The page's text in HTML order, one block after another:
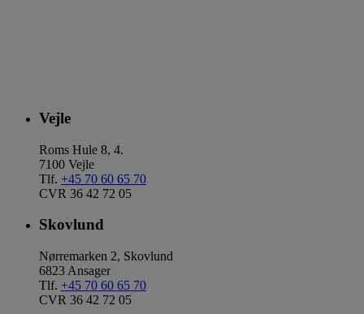
Vejle
Roms Hule 8, 4.
7100 Vejle
Tlf. +45 70 60 65 70
CVR 36 42 72 05
Skovlund
Nørremarken 2, Skovlund
6823 Ansager
Tlf. +45 70 60 65 70
CVR 36 42 72 05